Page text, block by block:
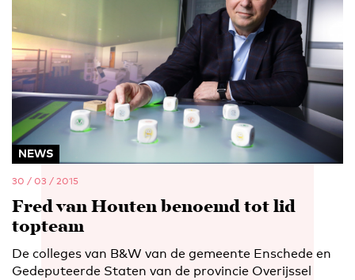
NEWS
30 / 03 / 2015
Fred van Houten benoemd tot lid
topteam
De colleges van B&W van de gemeente Enschede en
Gedeputeerde Staten van de provincie Overijssel